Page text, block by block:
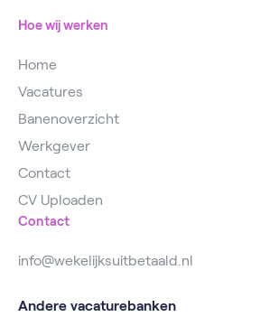
Hoe wij werken
Home
Vacatures
Banenoverzicht
Werkgever
Contact
CV Uploaden
Contact
info@wekelijksuitbetaald.nl
Andere vacaturebanken